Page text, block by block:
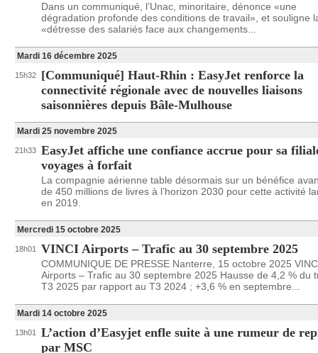
Dans un communiqué, l’Unac, minoritaire, dénonce «une
dégradation profonde des conditions de travail», et souligne
«détresse des salariés face aux changements...
Mardi 16 décembre 2025
15h32
[Communiqué] Haut-Rhin : EasyJet renforce la
connectivité régionale avec de nouvelles liaisons
saisonnières depuis Bâle-Mulhouse
Mardi 25 novembre 2025
21h33 EasyJet affiche une confiance accrue pour sa
voyages à forfait
La compagnie aérienne table désormais sur un bénéfice
de 450 millions de livres à l’horizon 2030 pour cette activité
en 2019.
Mercredi 15 octobre 2025
18h01 VINCI Airports – Trafic au 30 septembre 2025
COMMUNIQUE DE PRESSE Nanterre, 15 octobre 2025
Airports – Trafic au 30 septembre 2025 Hausse de 4,2 % du
T3 2025 par rapport au T3 2024 ; +3,6 % en septembre...
Mardi 14 octobre 2025
13h01
L’action d’Easyjet enfle suite à une rumeur de
par MSC